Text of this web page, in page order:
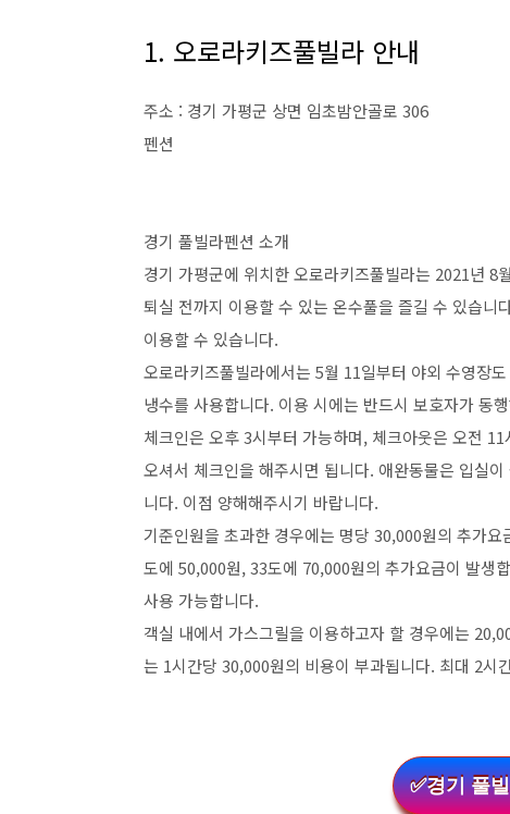
1. 오로라키즈풀빌라 안내
주소 : 경기 가평군 상면 임초밤안골로 306
펜션
경기 풀빌라펜션 소개
경기 가평군에 위치한 오로라키즈풀빌라는 2021년
퇴실 전까지 이용할 수 있는 온수풀을 즐길 수 있습니
이용할 수 있습니다.
오로라키즈풀빌라에서는 5월 11일부터 야외 수영장
냉수를 사용합니다. 이용 시에는 반드시 보호자가 동
체크인은 오후 3시부터 가능하며, 체크아웃은 오전
오셔서 체크인을 해주시면 됩니다. 애완동물은 입실
니다. 이점 양해해주시기 바랍니다.
기준인원을 초과한 경우에는 명당 30,000원의 추가
도에 50,000원, 33도에 70,000원의 추가요금이 발생
사용 가능합니다.
객실 내에서 가스그릴을 이용하고자 할 경우에는
는 1시간당 30,000원의 비용이 부과됩니다. 최대 2시
✅경기 풀